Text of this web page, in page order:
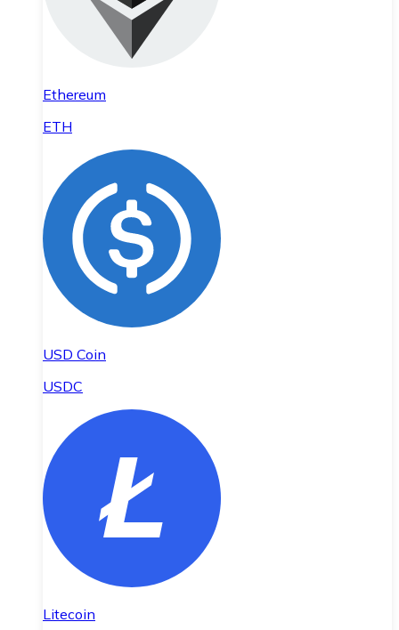
Ethereum
ETH
USD Coin
USDC
Litecoin